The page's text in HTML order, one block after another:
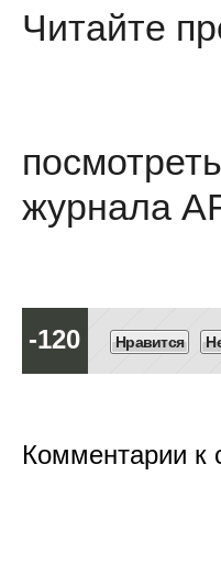
Читайте
посмотреть
журнала
-120 Нравится
Комментарии к